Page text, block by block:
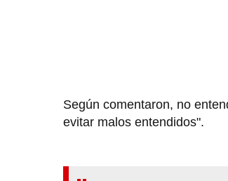
Según comentaron, no
evitar malos entendidos".